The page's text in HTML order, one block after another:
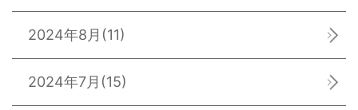
2024年8月 (11)
2024年7月 (15)